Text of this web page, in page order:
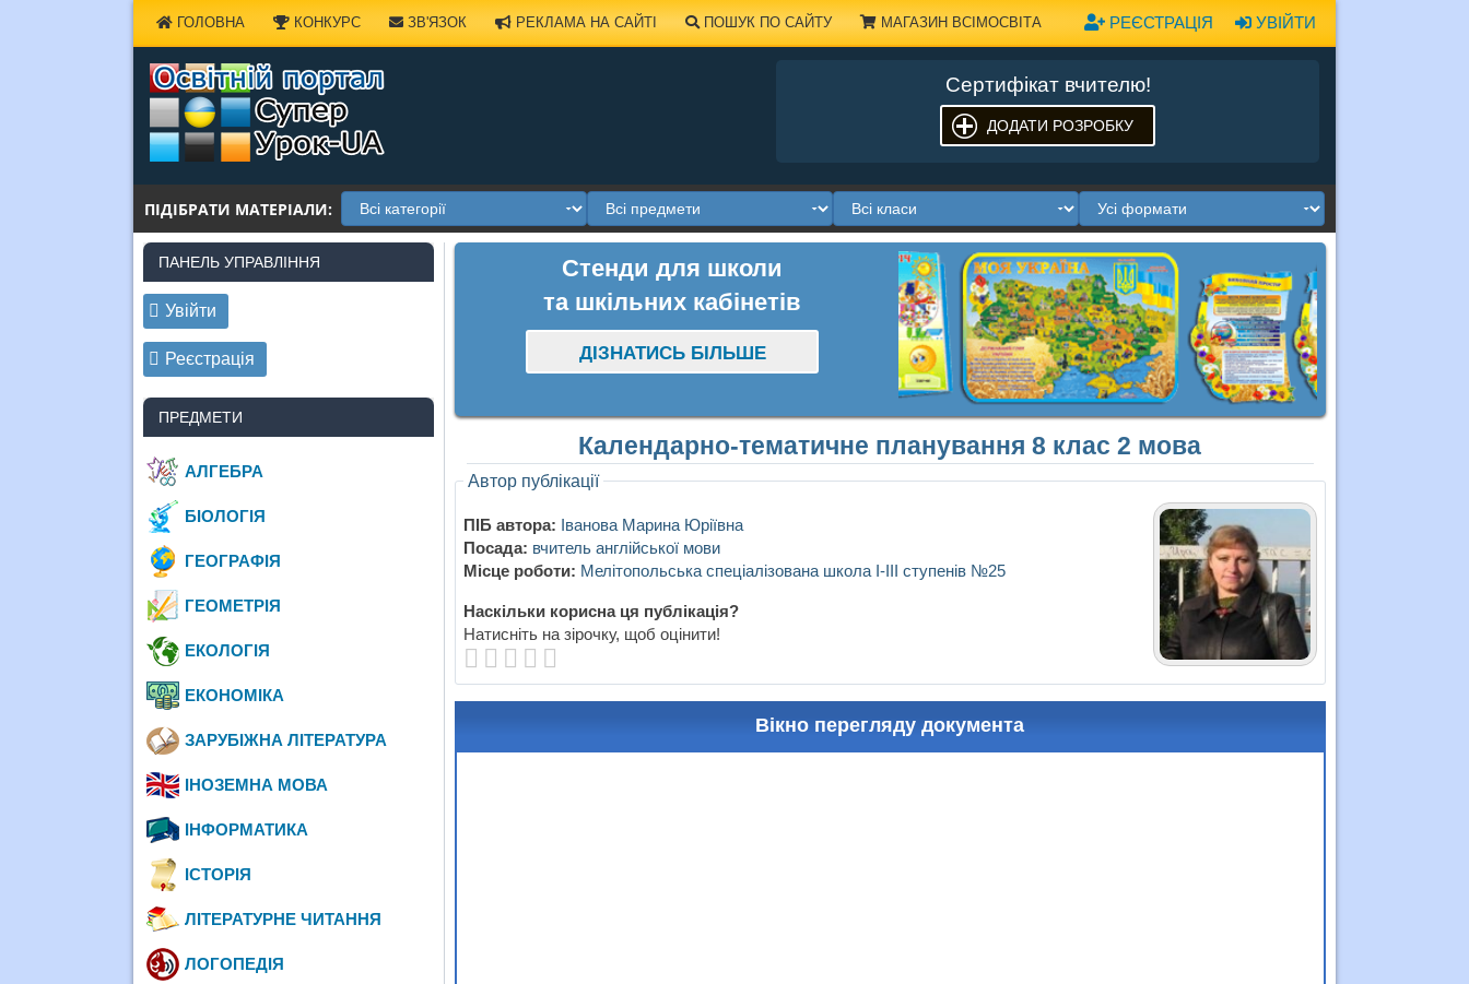
УВІЙТИ
РЕЄСТРАЦІЯ
ГОЛОВНА КОНКУРС ЗВ'ЯЗОК РЕКЛАМА НА САЙТІ ПОШУК ПО САЙТУ МАГАЗИН ВСІМОСВІТА
Сертифікат вчителю!
ДОДАТИ РОЗРОБКУ
ПІДІБРАТИ МАТЕРІАЛИ:
Стенди для школи
та шкільних кабінетів
ДІЗНАТИСЬ БІЛЬШЕ
Календарно-тематичне планування 8 клас 2 мова
Автор публікації
ПІБ автора: Іванова Марина Юріївна
Посада: вчитель англійської мови
Місце роботи: Мелітопольська спеціалізована школа I-III ступенів №25
Наскільки корисна ця публікація?
Натисніть на зірочку, щоб оцінити!
Вікно перегляду документа
ПАНЕЛЬ УПРАВЛІННЯ
Увійти
Реєстрація
ПРЕДМЕТИ
АЛГЕБРА
БІОЛОГІЯ
ГЕОГРАФІЯ
ГЕОМЕТРІЯ
ЕКОЛОГІЯ
ЕКОНОМІКА
ЗАРУБІЖНА ЛІТЕРАТУРА
ІНОЗЕМНА МОВА
ІНФОРМАТИКА
ІСТОРІЯ
ЛІТЕРАТУРНЕ ЧИТАННЯ
ЛОГОПЕДІЯ